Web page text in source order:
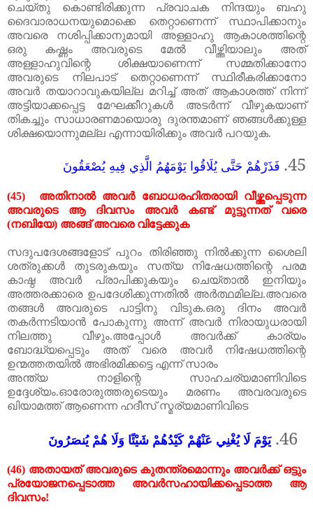
ചെയ്തു
കൊണ്ടിരിക്കുന്ന പ്രവാചക നിന്ദയും
ബഹു
ദൈവാരാധനയുമൊക്കെ
തെറ്റാണെന്ന്
സ്ഥാപിക്കാനും
അവരെ
നശിപ്പിക്കാനുമായി അള്ളാഹു
ആകാശത്തിന്റെ
ഒരു
കഷ്ണം അവരുടെ മേൽ വീഴ്ത്തിയാലും
അത്
അള്ളാഹുവിന്റെ
ശിക്ഷയാണെന്ന്
സമ്മതിക്കാനോ
അവരുടെ
നിലപാട് തെറ്റാണെന്ന്
സ്ഥിരീകരിക്കാനോ
അവർ തയാറാവുകയില്ല മറിച്ച് അത് ആകാശത്ത് നിന്ന്
അട്ടിയാക്കപ്പെട്ട
മേഘക്കീറുകൾ അടർന്ന്
വീഴുകയാണ്
തികച്ചും സാധാരണമായൊരു ദുരന്തമാണ് ഞങ്ങൾക്കുള്ള
ശിക്ഷയൊന്നുമല്ല എന്നായിരിക്കും അവർ പറയുക.
45. فَذَرْهُمْ حَتَّى يُلَاقُوا يَوْمَهُمُ الَّذِي فِيهِ يُصْعَقُونَ
(45) അതിനാൽ അവർ ബോധരഹിതരായി വീഴ്ത്തപ്പെടുന്ന
അവരുടെ ആ ദിവസം അവർ കണ്ട് മുട്ടുന്നത് വരെ
(നബിയേ) അങ്ങ് അവരെ വിട്ടേക്കുക
സദുപദേശങ്ങളോട് പുറം തിരിഞ്ഞു നിൽക്കുന്ന ശൈലി
ശത്രുക്കൾ തുടരുകയും സത്യ നിഷേധത്തിന്റെ പരമ
കാഷ്ഠ അവർ പ്രാപിക്കുകയും ചെയ്താൽ ഇനിയും
അത്തരക്കാരെ ഉപദേശിക്കുന്നതിൽ അർത്ഥമില്ല.അവരെ
തങ്ങൾ അവരുടെ പാട്ടിനു വിടുക.ഒരു ദിനം അവർ
തകർന്നടിയാൻ പോകുന്നു അന്ന് അവർ നിരായുധരായി
നിലത്തു വീഴും.അപ്പോൾ അവർക്ക് കാര്യം
ബോദ്ധ്യപ്പെടും അത് വരെ അവർ നിഷേധത്തിന്റെ
ഉന്മത്തതയിൽ അഭിരമിക്കട്ടെ എന്ന് സാരം
അന്ത്യ നാളിന്റെ സാഹചര്യമാണിവിടെ
ഉദ്ദേശ്യം.ഓരോരുത്തരുടെയും മരണം അവരവരുടെ
ഖിയാമത്ത് ആണെന്ന ഹദീസ് സ്മര്യമാണിവിടെ
يَوْمَ لَا يُغْنِي عَنْهُمْ كَيْدُهُمْ شَيْئًا وَلَا هُمْ يُنصَرُونَ
(46) അതായത് അവരുടെ കുതന്ത്രമൊന്നും അവർക്ക് ഒട്ടും
പ്രയോജനപ്പെടാത്ത അവർസഹായിക്കപ്പെടാത്ത ആ
ദിവസം!